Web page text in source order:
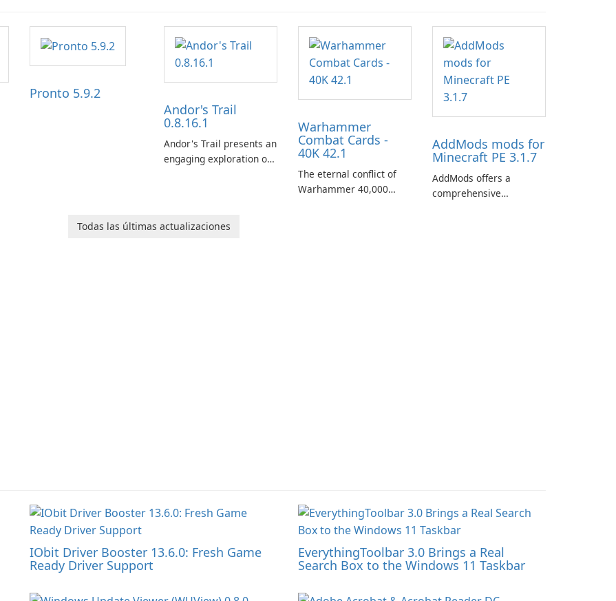
Pronto 5.9.2
Andor's Trail
0.8.16.1
Andor's Trail presents an
engaging exploration of
through a quest-driven
Warhammer
Combat Cards -
40K 42.1
The eternal conflict of
Warhammer 40,000
AddMods mods for
Minecraft PE 3.1.7
AddMods offers a
comprehensive
Todas las últimas actualizaciones
IObit Driver Booster 13.6.0: Fresh Game
Ready Driver Support
EverythingToolbar 3.0 Brings a Real
Search Box to the Windows 11 Taskbar